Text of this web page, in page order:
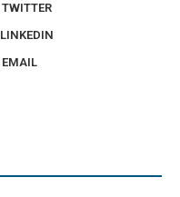
TWITTER
LINKEDIN
EMAIL